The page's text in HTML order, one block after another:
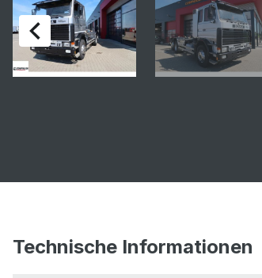
Technische Informationen